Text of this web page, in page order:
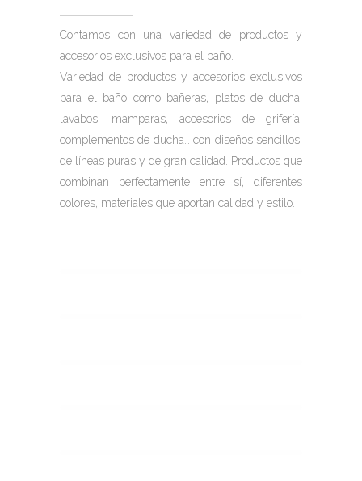
Contamos con una variedad de productos y
accesorios exclusivos para el baño.
Variedad de productos y accesorios exclusivos
para el baño como bañeras, platos de ducha,
lavabos, mamparas, accesorios de grifería,
complementos de ducha… con diseños sencillos,
de líneas puras y de gran calidad. Productos que
combinan perfectamente entre sí, diferentes
colores, materiales que aportan calidad y estilo.